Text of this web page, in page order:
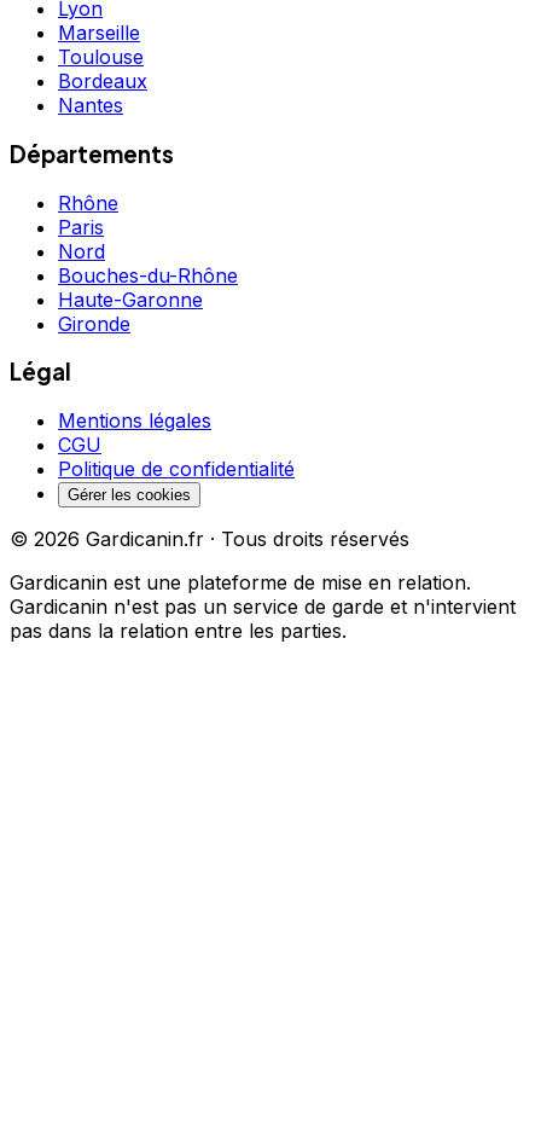
Lyon
Marseille
Toulouse
Bordeaux
Nantes
Départements
Rhône
Paris
Nord
Bouches-du-Rhône
Haute-Garonne
Gironde
Légal
Mentions légales
CGU
Politique de confidentialité
Gérer les cookies
© 2026 Gardicanin.fr · Tous droits réservés
Gardicanin est une plateforme de mise en relation.
Gardicanin n'est pas un service de garde et n'intervient
pas dans la relation entre les parties.